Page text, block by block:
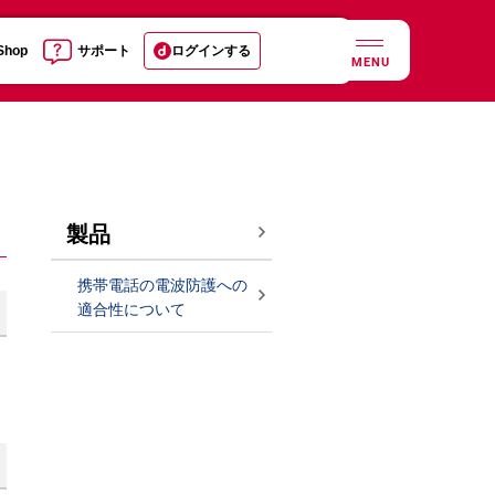
サポート ログインする
MENU
製品
携帯電話の電波防護への
適合性について